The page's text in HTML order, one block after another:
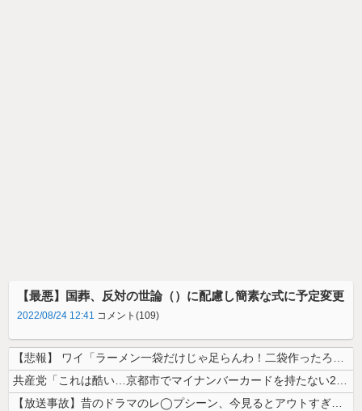
【最悪】国葬、反対の世論（）に配慮し簡素な式に予定変更
2022/08/24 12:41 コメント(109)
【悲報】 ワイ「ラーメン一袋だけじゃ足らんわ！二袋作ったろ！」→結果ｗ...
共産党「これは酷い…京都市でマイナンバーカードを持たない29万人がポイ...
【放送事故】昔のドラマのレ◯プシーン、今見るとアウトすぎる・・・